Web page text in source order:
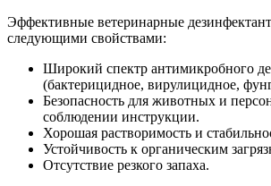
Эффективные ветеринарные
следующими свойствами:
Широкий спектр антимикробного
(бактерицидное, вирулицидное,
Безопасность для животных и
соблюдении инструкции.
Хорошая растворимость и
Устойчивость к органическим
Отсутствие резкого запаха.